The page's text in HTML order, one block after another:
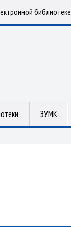
библиотеке
ЭУМК